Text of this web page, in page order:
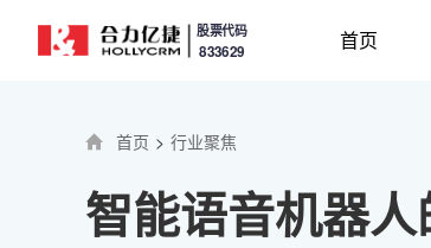
股票代码
833629 首页
首页 > 行业聚焦
智能语音机器